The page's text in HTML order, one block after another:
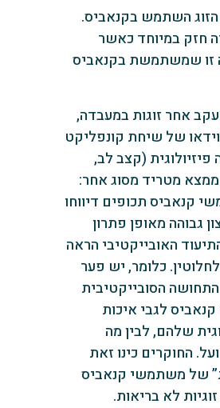
השתמש בקנאביס.
חזק במיוחד כאשר
זו שמשתמשת בקנאביס
אחר זוגות במעבדה,
של שיחת קונפליקט
פיזיולוגית (קצב לב,
מטריד מסוג אחר:
קנאביס תכופים דיווחו
גבוהה מאופן פתרון
האובייקטיבי הראה
כלומר, יש פער
הסובייקטיבית
לגבי איכות
שלהם, לבין מה
החוקרים כינו זאת
של משתמשי קנאביס
לא בריאות.